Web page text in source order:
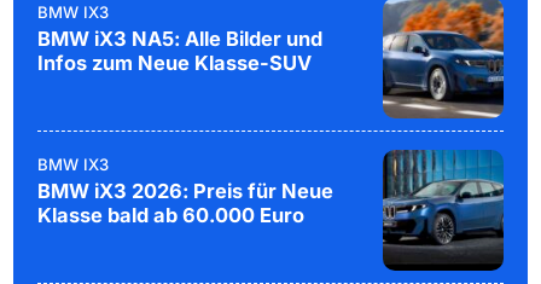
BMW IX3
BMW iX3 NA5: Alle Bilder und
Infos zum Neue Klasse-SUV
BMW IX3
BMW iX3 2026: Preis für Neue
Klasse bald ab 60.000 Euro